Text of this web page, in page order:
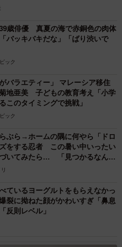
歳俳優 真夏の海で赤銅色の肉体
バッキバキだな」「ばり渋いで
ック
がバラエティー」 マレーシア移住
地亜美 子どもの教育考え「小学
このタイミングで挑戦」
ック
ぶら→ホームの隅に何やら「ドロ
をする忍者 この暑い中いったい
いてみたら… 「見つかるなんて
ているヨーグルトをもらえなかっ
裂に拗ねた顔がかわいすぎ「鼻息
反則レベル」